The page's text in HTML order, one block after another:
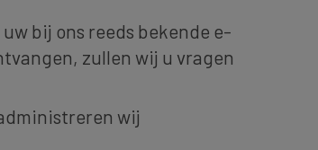
bij ons reeds bekende e-
zullen wij u vragen
wij